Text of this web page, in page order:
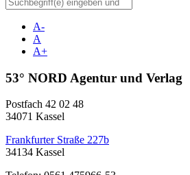
A-
A
A+
53° NORD Agentur und Verlag
Postfach 42 02 48
34071 Kassel
Frankfurter Straße 227b
34134 Kassel